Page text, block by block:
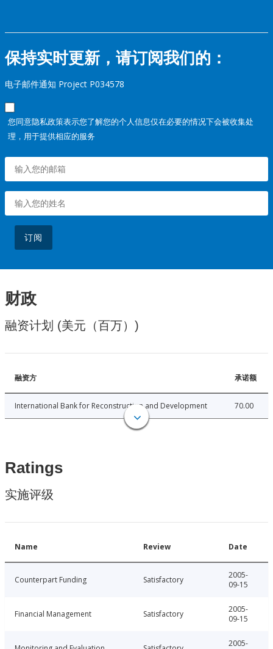
保持实时更新，请订阅我们的：
电子邮件通知 Project P034578
您同意隐私政策表示您了解您的个人信息仅在必要的情况下会被收集处
理，用于提供相应的服务
订阅
财政
融资计划 (美元（百万）)
融资方 承诺额
International Bank for Reconstruction and Development 70.00
Ratings
实施评级
Name Review Date
Counterpart Funding Satisfactory
2005-
09-15
Financial Management Satisfactory
2005-
09-15
2005-